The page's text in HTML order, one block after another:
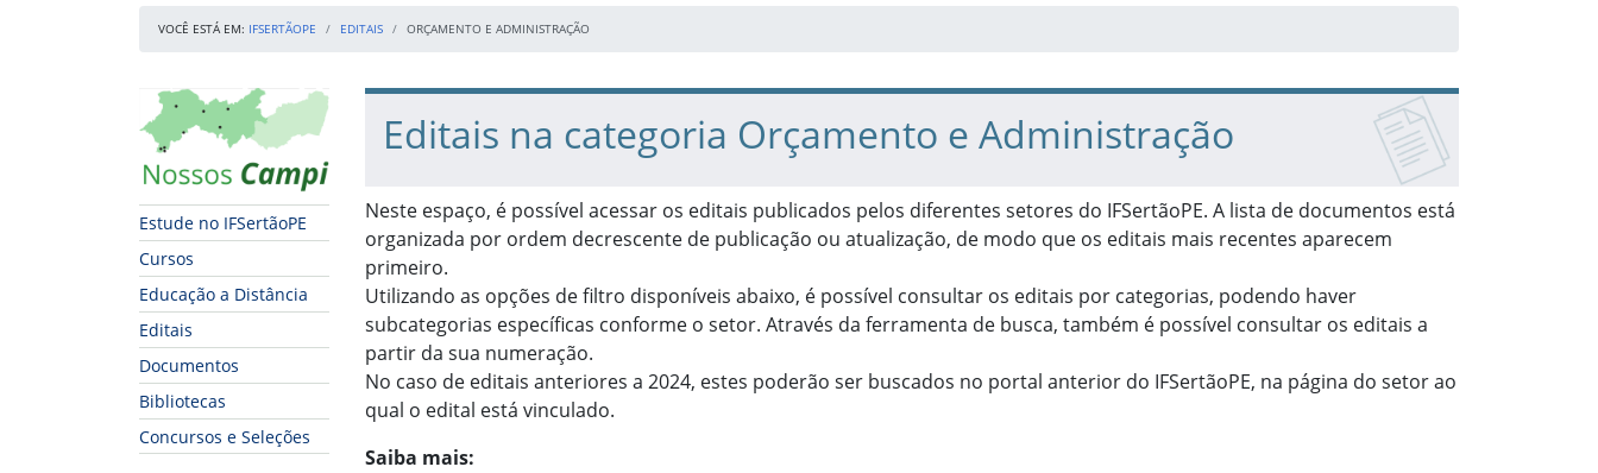
VOCÊ ESTÁ EM: IFSERTÃOPE EDITAIS ORÇAMENTO E ADMINISTRAÇÃO
Início da navegação
Mapa Campi
Estude no IFSertãoPE
Cursos
Educação a Distância
Editais
Documentos
Bibliotecas
Concursos e Seleções
Início do conteúdo
Editais na categoria Orçamento e Administração
Neste espaço, é possível acessar os editais publicados pelos diferentes setores do IFSertãoPE. A lista de documentos está
organizada por ordem decrescente de publicação ou atualização, de modo que os editais mais recentes aparecem
primeiro.
Utilizando as opções de filtro disponíveis abaixo, é possível consultar os editais por categorias, podendo haver
subcategorias específicas conforme o setor. Através da ferramenta de busca, também é possível consultar os editais a
partir da sua numeração.
No caso de editais anteriores a 2024, estes poderão ser buscados no portal anterior do IFSertãoPE, na página do setor ao
qual o edital está vinculado.
Saiba mais: